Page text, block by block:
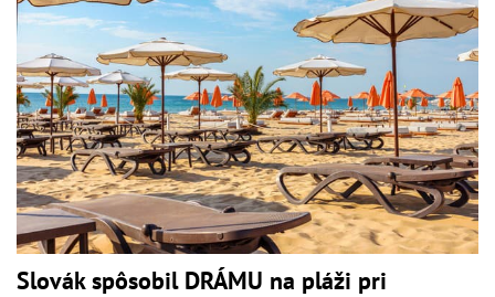
Slovák spôsobil DRÁMU na pláži pri